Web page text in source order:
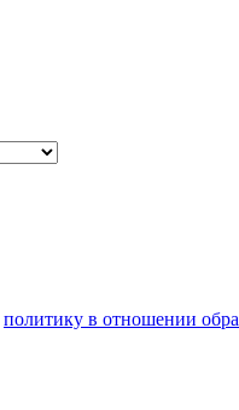
политику в отношении